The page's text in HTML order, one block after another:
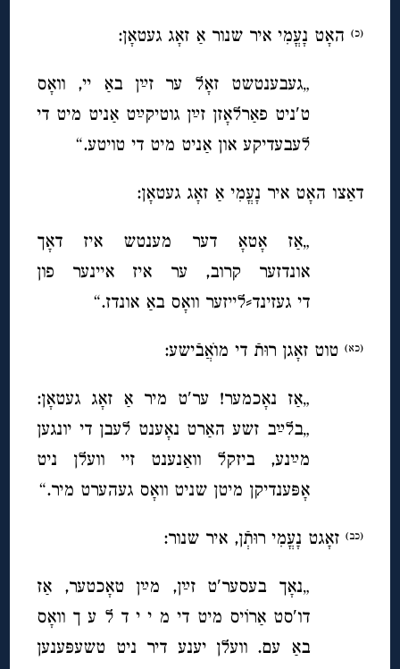
(כ) האָט נָעֳמִי איר שנור אַ זאָג געטאָן:
„געבענטשט זאָל ער זײַן באַ יי, וואָס
ט′ניט פאַרלאָזן זײַן גוטיקײַט אַניט מיט די
לעבעדיקע און אַניט מיט די טויטע.“
דאַצו האָט איר נָעֳמִי אַ זאָג געטאָן:
„אַז אָטאָ דער מענטש איז דאָך
אונדזער קרוב, ער איז איינער פון
די געזינד⸗לייזער וואָס באַ אונדז.“
(כא) טוט זאָגן רוּתֿ די מוׂאֲבֿישע:
„אַז נאָכמער! ער′ט מיר אַ זאָג געטאָן:
„בלײַב זשע האַרט נאָענט לעבן די יונגען
מײַנע, ביזקל וואַנענט זיי וועלן ניט
אָפּענדיקן מיטן שניט וואָס געהערט מיר.“
(כב) זאָגט נָעֳמִי רוּתְֿן, איר שנור:
„נאָך בעסער′ט זײַן, מײַן טאָכטער, אַז
דו′סט אַרוֹיס מיט די מ י י ד ל ע ך וואָס
באַ עם. וועלן יענע דיר ניט טשעפּענען